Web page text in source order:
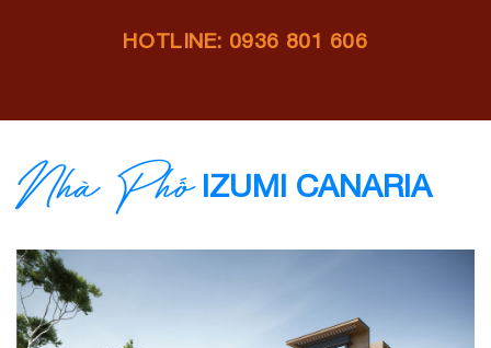
HOTLINE: 0936 801 606
Nhà PhốIZUMI CANARIA